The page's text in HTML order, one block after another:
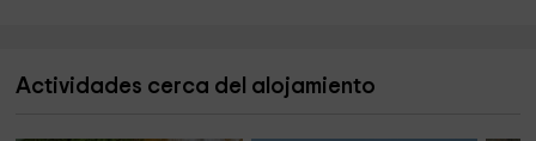
Cuando nuestros huéspedes acaban su estancia, nos
Actividades cerca del alojamiento